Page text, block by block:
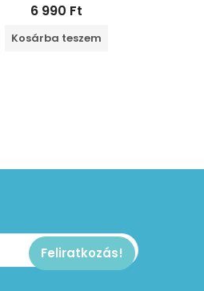
6 990 Ft
Kosárba teszem